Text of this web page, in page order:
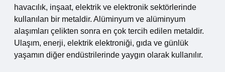
havacılık, inşaat, elektrik ve elektronik sektörlerinde
kullanılan bir metaldir. Alüminyum ve alüminyum
alaşımları çelikten sonra en çok tercih edilen metaldir.
Ulaşım, enerji, elektrik elektroniği, gıda ve günlük
yaşamın diğer endüstrilerinde yaygın olarak kullanılır.